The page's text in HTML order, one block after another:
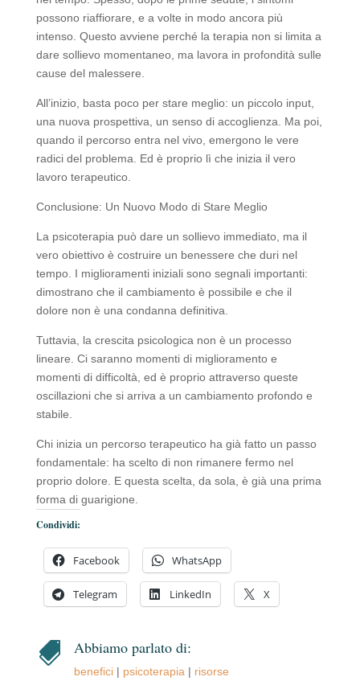
possono riaffiorare, e a volte in modo ancora più
intenso. Questo avviene perché la terapia non si limita a
dare sollievo momentaneo, ma lavora in profondità sulle
cause del malessere.
All’inizio, basta poco per stare meglio: un piccolo input,
una nuova prospettiva, un senso di accoglienza. Ma poi,
quando il percorso entra nel vivo, emergono le vere
radici del problema. Ed è proprio lì che inizia il vero
lavoro terapeutico.
Conclusione: Un Nuovo Modo di Stare Meglio
La psicoterapia può dare un sollievo immediato, ma il
vero obiettivo è costruire un benessere che duri nel
tempo. I miglioramenti iniziali sono segnali importanti:
dimostrano che il cambiamento è possibile e che il
dolore non è una condanna definitiva.
Tuttavia, la crescita psicologica non è un processo
lineare. Ci saranno momenti di miglioramento e
momenti di difficoltà, ed è proprio attraverso queste
oscillazioni che si arriva a un cambiamento profondo e
stabile.
Chi inizia un percorso terapeutico ha già fatto un passo
fondamentale: ha scelto di non rimanere fermo nel
proprio dolore. E questa scelta, da sola, è già una prima
forma di guarigione.
Condividi:
Facebook WhatsApp
Telegram LinkedIn X
 Abbiamo parlato di:
benefici| psicoterapia | risorse